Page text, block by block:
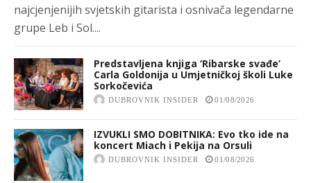
najcjenjenijih svjetskih gitarista i osnivača legendarne
grupe Leb i Sol....
Predstavljena knjiga ‘Ribarske svađe’
Carla Goldonija u Umjetničkoj školi Luke
Sorkočevića
DUBROVNIK INSIDER 01/08/2026
IZVUKLI SMO DOBITNIKA: Evo tko ide na
koncert Miach i Pekija na Orsuli
DUBROVNIK INSIDER 01/08/2026